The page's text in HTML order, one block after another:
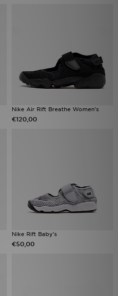
Nike Air Rift Breathe Women's
€120,00
Nike Rift Baby's
€50,00